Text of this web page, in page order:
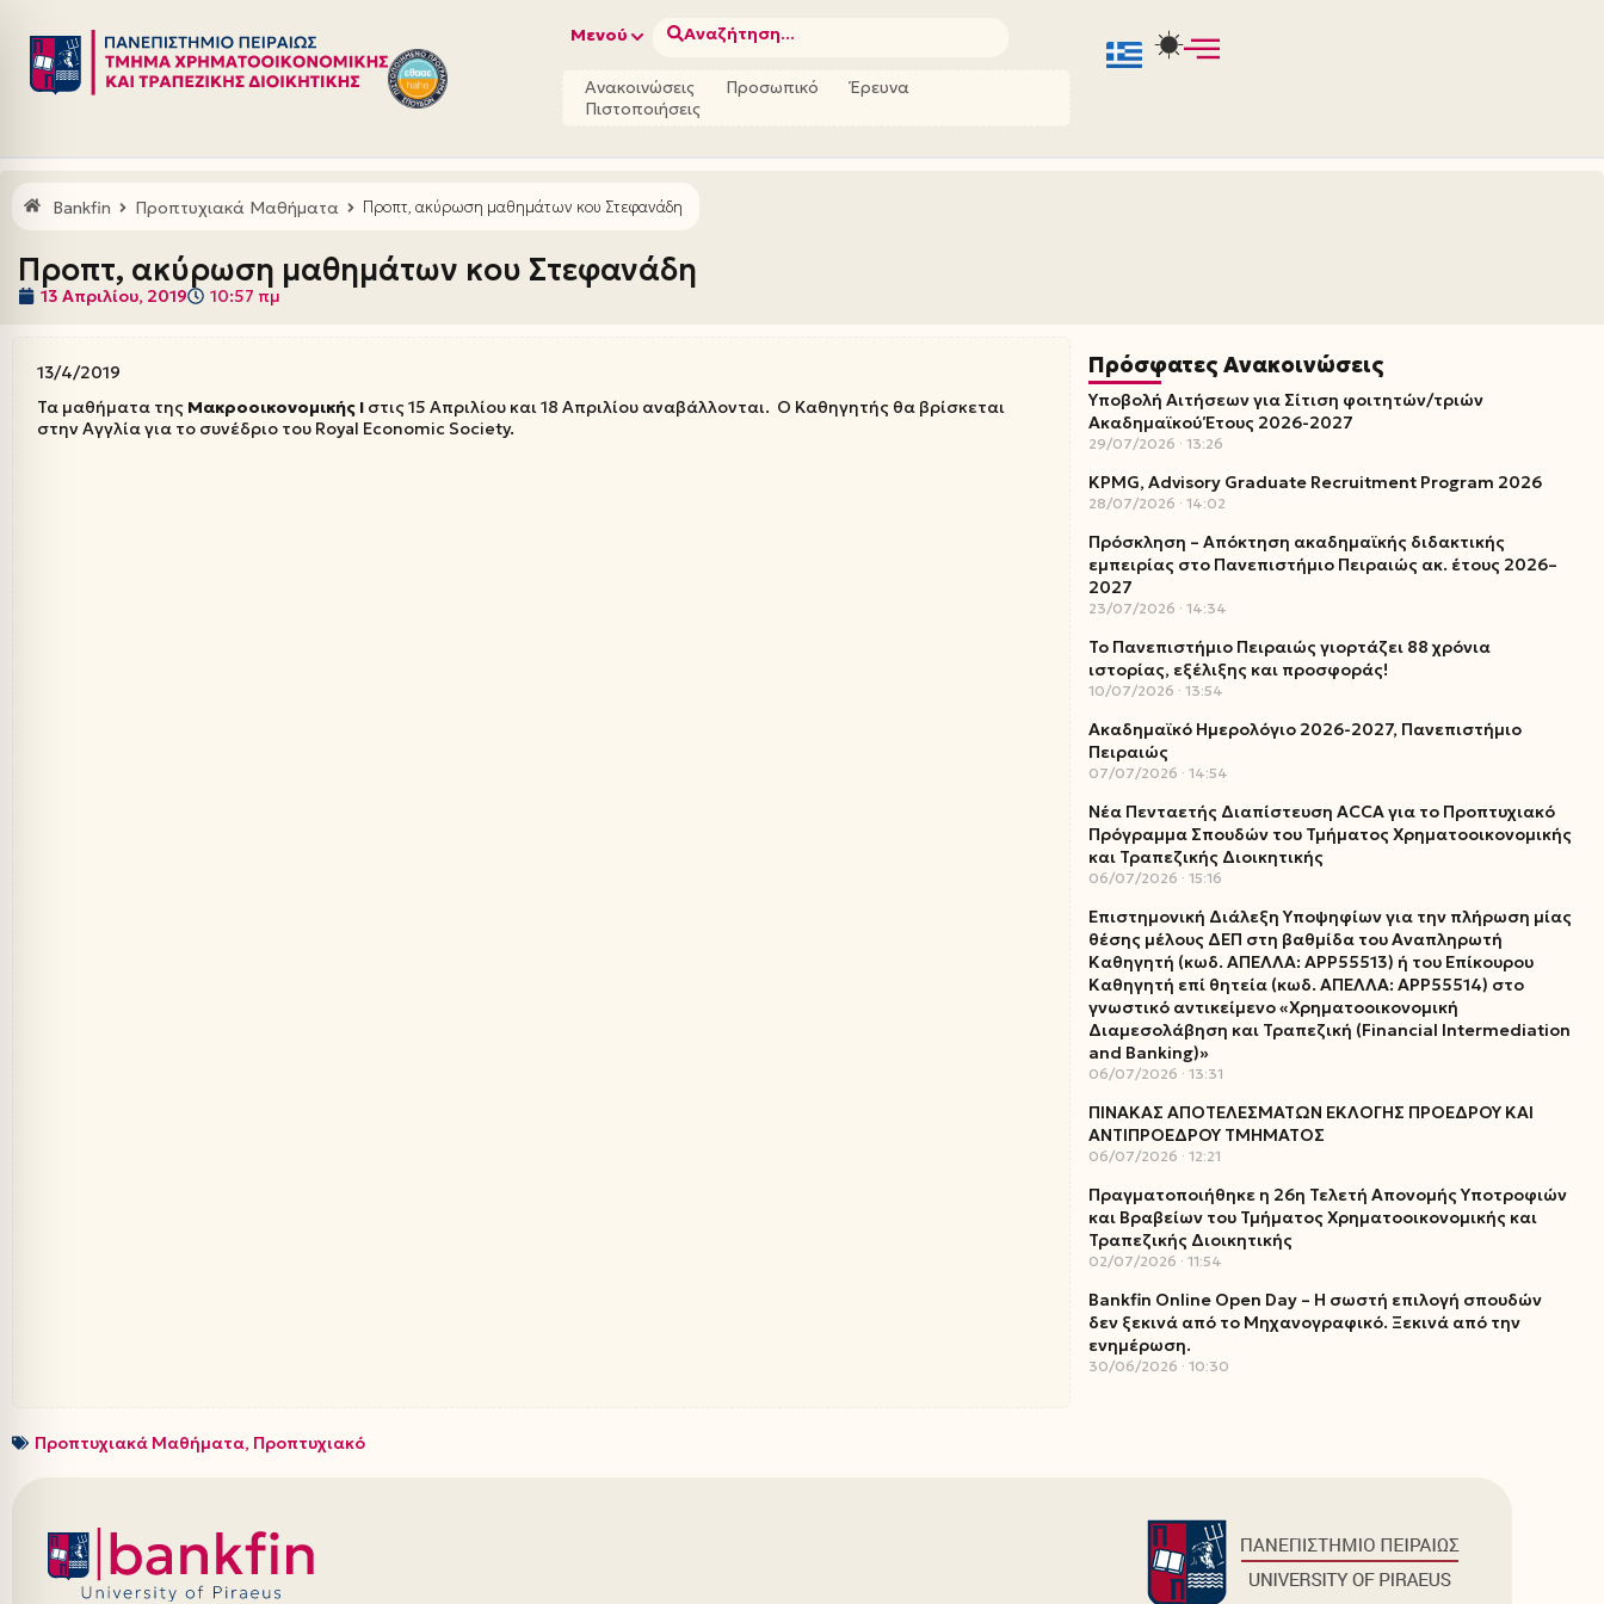
Μεταπηδήστε
στο
Μενού Αναζήτηση...
Ανακοινώσεις Προσωπικό
Έρευνα
Πιστοποιήσεις
Bankfin Προπτυχιακά Μαθήματα Προπτ, ακύρωση μαθημάτων κου Στεφανάδη
Προπτ, ακύρωση μαθημάτων κου Στεφανάδη
13 Απριλίου, 2019 10:57 πμ
13/4/2019
Τα μαθήματα της Μακροοικονομικής Ι στις 15 Απριλίου και 18 Απριλίου αναβάλλονται. Ο Καθηγητής θα βρίσκεται
στην Αγγλία για το συνέδριο του Royal Economic Society.
Πρόσφατες Ανακοινώσεις
Υποβολή Αιτήσεων για Σίτιση φοιτητών/τριών
Ακαδημαϊκού Έτους 2026-2027
29/07/2026 13:26
KPMG, Advisory Graduate Recruitment Program 2026
28/07/2026 14:02
Πρόσκληση – Απόκτηση ακαδημαϊκής διδακτικής
εμπειρίας στο Πανεπιστήμιο Πειραιώς ακ. έτους 2026–
2027
23/07/2026 14:34
Το Πανεπιστήμιο Πειραιώς γιορτάζει 88 χρόνια
ιστορίας, εξέλιξης και προσφοράς!
10/07/2026 13:54
Ακαδημαϊκό Ημερολόγιο 2026-2027, Πανεπιστήμιο
Πειραιώς
07/07/2026 14:54
Νέα Πενταετής Διαπίστευση ACCA για το Προπτυχιακό
Πρόγραμμα Σπουδών του Τμήματος Χρηματοοικονομικής
και Τραπεζικής Διοικητικής
06/07/2026 15:16
Επιστημονική Διάλεξη Υποψηφίων για την πλήρωση μίας
θέσης μέλους ΔΕΠ στη βαθμίδα του Αναπληρωτή
Καθηγητή (κωδ. ΑΠΕΛΛΑ: ΑΡΡ55513) ή του Επίκουρου
Καθηγητή επί θητεία (κωδ. ΑΠΕΛΛΑ: ΑΡΡ55514) στο
γνωστικό αντικείμενο «Χρηματοοικονομική
Διαμεσολάβηση και Τραπεζική (Financial Intermediation
and Banking)»
06/07/2026 13:31
ΠΙΝΑΚΑΣ ΑΠΟΤΕΛΕΣΜΑΤΩΝ ΕΚΛΟΓΗΣ ΠΡΟΕΔΡΟΥ ΚΑΙ
ΑΝΤΙΠΡΟΕΔΡΟΥ ΤΜΗΜΑΤΟΣ
06/07/2026 12:21
Πραγματοποιήθηκε η 26η Τελετή Απονομής Υποτροφιών
και Βραβείων του Τμήματος Χρηματοοικονομικής και
Τραπεζικής Διοικητικής
02/07/2026 11:54
Bankfin Online Open Day – Η σωστή επιλογή σπουδών
δεν ξεκινά από το Μηχανογραφικό. Ξεκινά από την
ενημέρωση.
30/06/2026 10:30
Προπτυχιακά Μαθήματα, Προπτυχιακό